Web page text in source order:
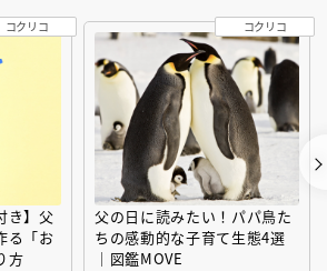
き】父
る「お
方
コクリコ
父の日に読みたい！パパ鳥た
ちの感動的な子育て生態4選
｜図鑑MOVE
コクリコ